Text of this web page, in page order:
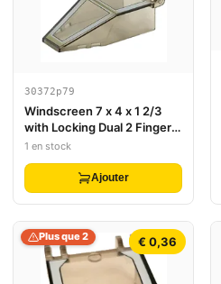
30372p79
Windscreen 7 x 4 x 1 2/3
with Locking Dual 2 Fingers,
9 Teeth with SW Pattern
1 en stock
Ajouter
€ 0,36
Plus que 2